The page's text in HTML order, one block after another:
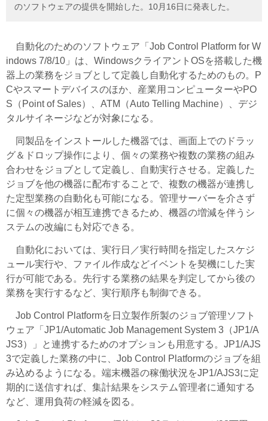
のソフトウェアの提供を開始した。10月16日に発表した。
自動化のためのソフトウェア「Job Control Platform for W
indows 7/8/10」は、WindowsクライアントOSを搭載した機
器上の業務をジョブとして定義し自動化するためのもの。P
Cやスマートデバイスのほか、産業用コンピューターやPO
S（Point of Sales）、ATM（Auto Telling Machine）、デジ
タルサイネージなどが対象になる。
同製品をインストールした機器では、画面上でのドラッ
グ＆ドロップ操作により、個々の業務や複数の業務の組み
合わせをジョブとして定義し、自動実行させる。定義した
ジョブを他の機器に配布することで、複数の機器が連携し
た定型業務の自動化も可能になる。管理サーバーを介さず
に個々の機器が相互連携できるため、機器の増減を伴うシ
ステムの改編にも対応できる。
自動化においては、実行日／実行時間を指定したスケジ
ュール実行や、ファイル作成などイベントを契機にした実
行が可能である。先行する業務の結果を判定してから後の
業務を実行するなど、実行順序も制御できる。
Job Control Platformを日立製作所製のジョブ管理ソフト
ウェア「JP1/Automatic Job Management System 3（JP1/A
JS3）」と連携するためのオプションも用意する。JP1/AJS
3で定義した業務の中に、Job Control Platformのジョブを組
み込めるようになる。端末機器の稼働状況をJP1/AJS3に定
期的に送信すれば、集計結果をシステム管理者に通知する
など、運用負荷の軽減を図る。